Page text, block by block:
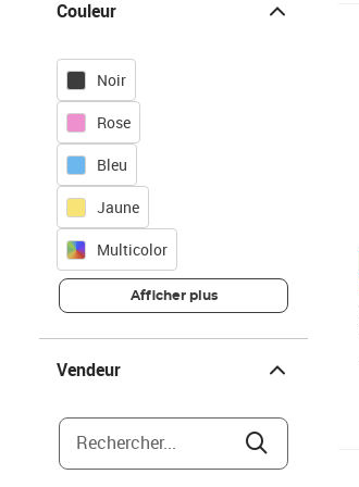
Couleur
Noir
Rose
Bleu
Jaune
Multicolor
Afficher plus
Vendeur
Rechercher...